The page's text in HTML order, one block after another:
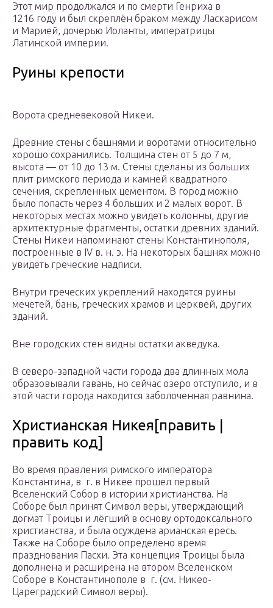
Этот мир продолжался и по смерти Генриха в
1216 году и был скреплён браком между Ласкарисом
и Марией, дочерью Иоланты, императрицы
Латинской империи.
Руины крепости
Ворота средневековой Никеи.
Древние стены с башнями и воротами относительно
хорошо сохранились. Толщина стен от 5 до 7 м,
высота — от 10 до 13 м. Стены сделаны из больших
плит римского периода и камней квадратного
сечения, скрепленных цементом. В город можно
было попасть через 4 больших и 2 малых ворот. В
некоторых местах можно увидеть колонны, другие
архитектурные фрагменты, остатки древних зданий.
Стены Никеи напоминают стены Константинополя,
построенные в IV в. н. э. На некоторых башнях можно
увидеть греческие надписи.
Внутри греческих укреплений находятся руины
мечетей, бань, греческих храмов и церквей, других
зданий.
Вне городских стен видны остатки акведука.
В северо-западной части города два длинных мола
образовывали гавань, но сейчас озеро отступило, и в
этой части города находится заболоченная равнина.
Христианская Никея[править |
править код]
Во время правления римского императора
Константина, в г. в Никее прошел первый
Вселенский Собор в истории христианства. На
Соборе был принят Символ веры, утверждающий
догмат Троицы и лёгший в основу ортодоксального
христианства, и была осуждена арианская ересь.
Также на Соборе было определено время
празднования Пасхи. Эта концепция Троицы была
дополнена и расширена на втором Вселенском
Соборе в Константинополе в г. (см. Никео-
Цареградский Символ веры).